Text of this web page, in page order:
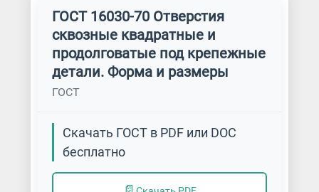
ГОСТ 16030-70 Отверстия
сквозные квадратные и
продолговатые под крепежные
детали. Форма и размеры
ГОСТ
Скачать ГОСТ в PDF или DOC
бесплатно